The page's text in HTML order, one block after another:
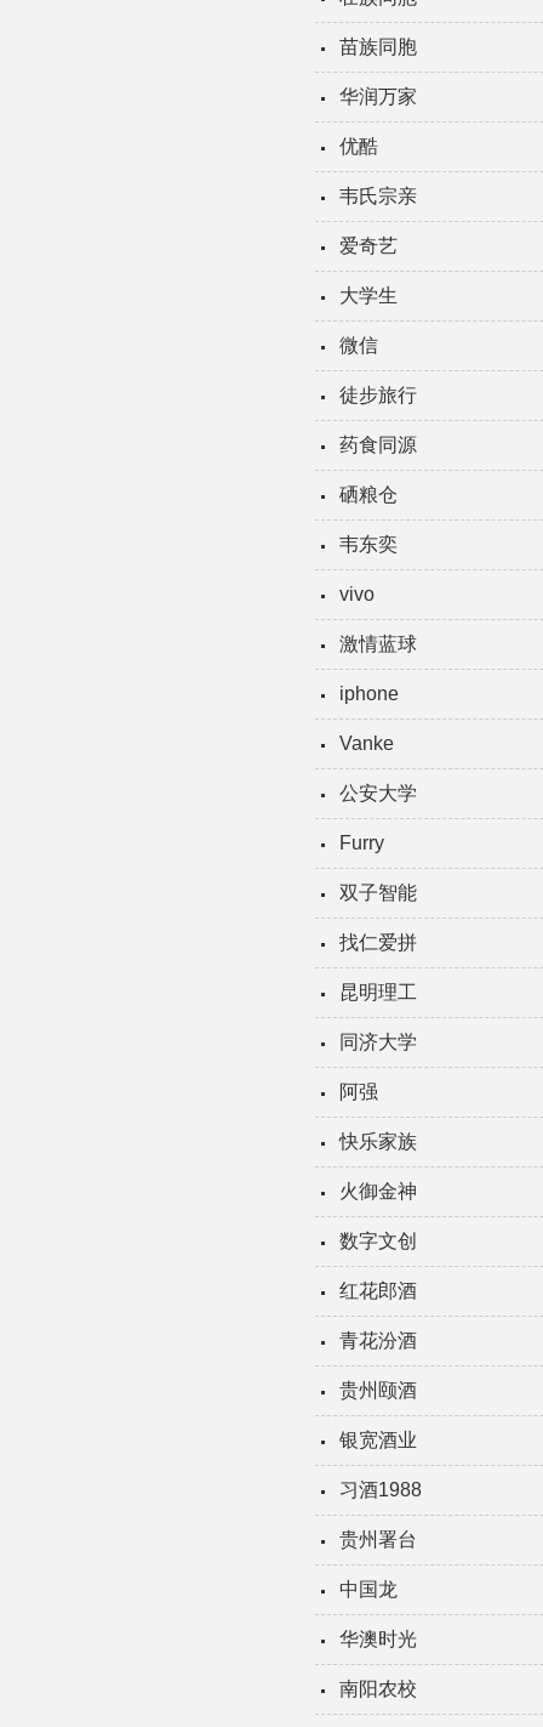
苗族同胞
华润万家
优酷
韦氏宗亲
爱奇艺
大学生
微信
徒步旅行
药食同源
硒粮仓
韦东奕
vivo
激情蓝球
iphone
Vanke
公安大学
Furry
双子智能
找仁爱拼
昆明理工
同济大学
阿强
快乐家族
火御金神
数字文创
红花郎酒
青花汾酒
贵州颐酒
银宽酒业
习酒1988
贵州署台
中国龙
华澳时光
南阳农校